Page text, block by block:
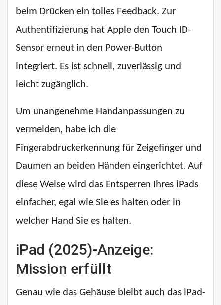
beim Drücken ein tolles Feedback. Zur
Authentifizierung hat Apple den Touch ID-
Sensor erneut in den Power-Button
integriert. Es ist schnell, zuverlässig und
leicht zugänglich.
Um unangenehme Handanpassungen zu
vermeiden, habe ich die
Fingerabdruckerkennung für Zeigefinger und
Daumen an beiden Händen eingerichtet. Auf
diese Weise wird das Entsperren Ihres iPads
einfacher, egal wie Sie es halten oder in
welcher Hand Sie es halten.
iPad (2025)-Anzeige:
Mission erfüllt
Genau wie das Gehäuse bleibt auch das iPad-